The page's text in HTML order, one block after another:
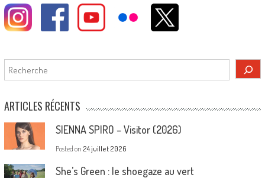
Rechercher
ARTICLES RÉCENTS
SIENNA SPIRO – Visitor (2026)
Posted on 24 juillet 2026
She’s Green : le shoegaze au vert